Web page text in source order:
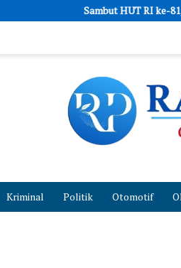
RI ke-81, Paguyuban Tiang Jawi
Kriminal Politik Otomotif